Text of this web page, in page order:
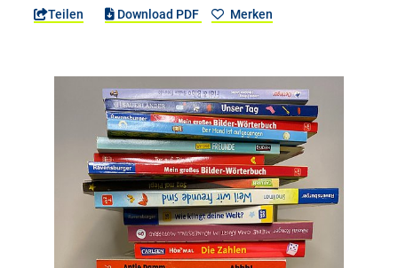
Teilen Download PDF Merken